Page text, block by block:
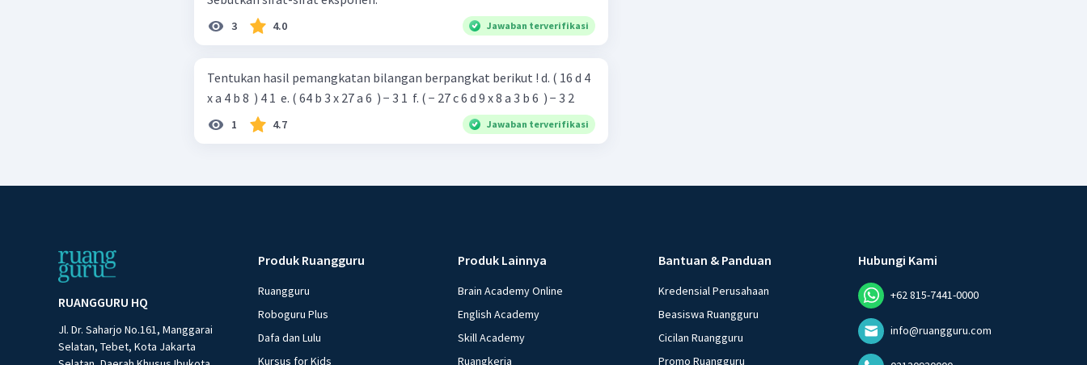
3 4.0 Jawaban terverifikasi
Tentukan hasil pemangkatan bilangan berpangkat berikut ! d. ( 16 d 4
x a 4 b 8 ​ ) 4 1 ​ e. ( 64 b 3 x 27 a 6 ​ ) − 3 1 ​ f. ( − 27 c 6 d 9 x 8 a 3 b 6 ​ ) − 3 2 ​
1 4.7 Jawaban terverifikasi
RUANGGURU HQ
Jl. Dr. Saharjo No.161, Manggarai
Selatan, Tebet, Kota Jakarta
Produk Ruangguru
Ruangguru
Roboguru Plus
Dafa dan Lulu
Kursus for Kids
Produk Lainnya
Brain Academy Online
English Academy
Skill Academy
Ruangkerja
Bantuan & Panduan
Kredensial Perusahaan
Beasiswa Ruangguru
Cicilan Ruangguru
Promo Ruangguru
Hubungi Kami
+62 815-7441-0000
info@ruangguru.com